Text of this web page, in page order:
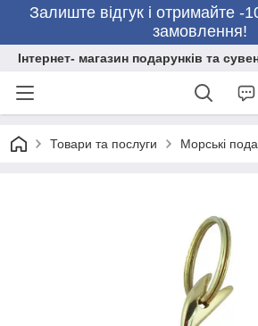
Залиште відгук і отримайте -
замовлення!
Інтернет- магазин подарунків та
Товари та послуги Морські